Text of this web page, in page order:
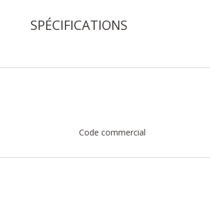
SPÉCIFICATIONS
Code commercial